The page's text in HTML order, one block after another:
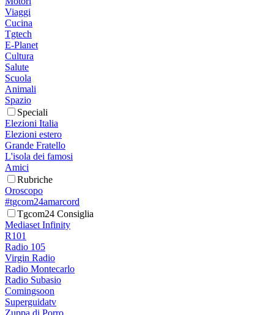
Viaggi
Cucina
Tgtech
E-Planet
Cultura
Salute
Scuola
Animali
Spazio
Speciali
Elezioni Italia
Elezioni estero
Grande Fratello
L'isola dei famosi
Amici
Rubriche
Oroscopo
#tgcom24amarcord
Tgcom24 Consiglia
Mediaset Infinity
R101
Radio 105
Virgin Radio
Radio Montecarlo
Radio Subasio
Comingsoon
Superguidatv